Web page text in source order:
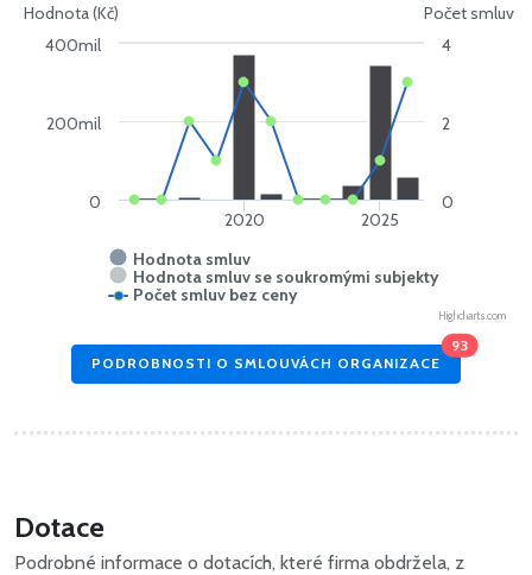
Hodnota (Kč) Počet smluv
Hodnota smluv
Hodnota smluv se soukromými subjekty
Počet smluv bez ceny
2020 2025
0
200mil
400mil
0
2
4
Highcharts.com
PODROBNOSTI O SMLOUVÁCH ORGANIZACE
93
Dotace
Podrobné informace o dotacích, které firma obdržela, z